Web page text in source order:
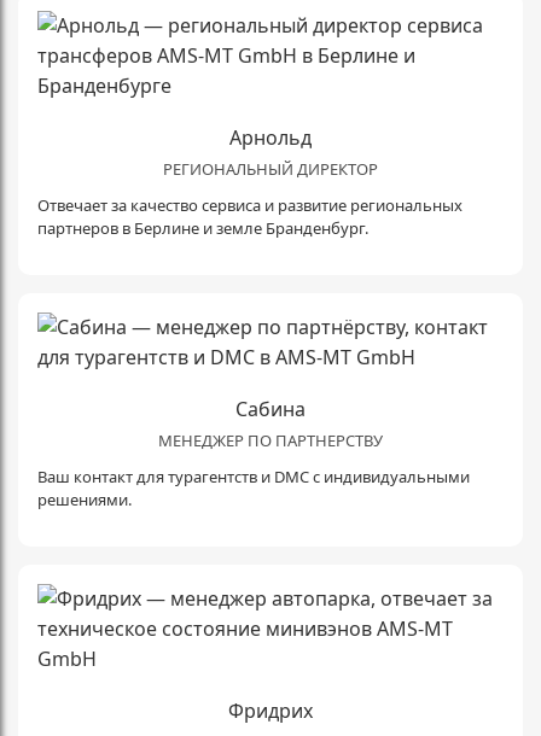
Арнольд
РЕГИОНАЛЬНЫЙ ДИРЕКТОР
Отвечает за качество сервиса и развитие региональных
партнеров в Берлине и земле Бранденбург.
Сабина
МЕНЕДЖЕР ПО ПАРТНЕРСТВУ
Ваш контакт для турагентств и DMC с индивидуальными
решениями.
Фридрих